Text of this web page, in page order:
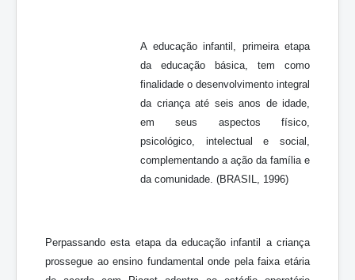
A educação infantil, primeira etapa
da educação básica, tem como
finalidade o desenvolvimento integral
da criança até seis anos de idade,
em seus aspectos físico,
psicológico, intelectual e social,
complementando a ação da família e
da comunidade. (BRASIL, 1996)
Perpassando esta etapa da educação infantil a criança
prossegue ao ensino fundamental onde pela faixa etária